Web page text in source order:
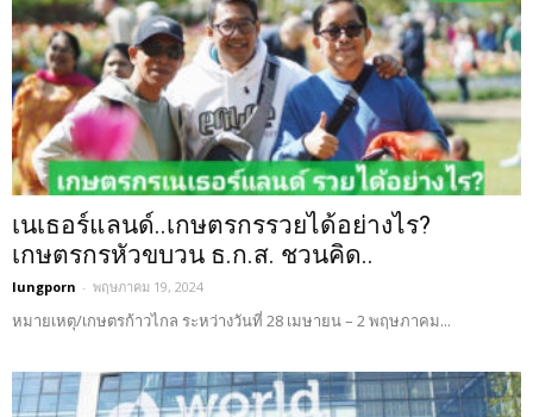
เนเธอร์แลนด์..เกษตรกรรวยได้อย่างไร?
เกษตรกรหัวขบวน ธ.ก.ส. ชวนคิด..
lungporn - พฤษภาคม 19, 2024
หมายเหตุ/เกษตรก้าวไกล ระหว่างวันที่ 28 เมษายน – 2 พฤษภาคม...